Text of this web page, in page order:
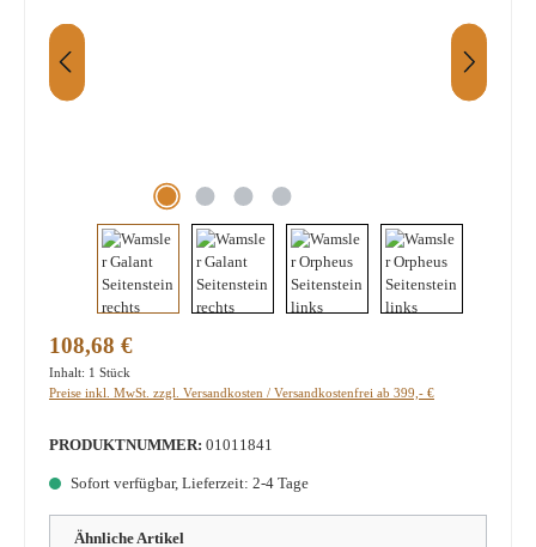
Regulärer Preis:
108,68 €
Inhalt: 1 Stück
Preise inkl. MwSt. zzgl. Versandkosten / Versandkostenfrei ab 399,- €
PRODUKTNUMMER: 01011841
Sofort verfügbar, Lieferzeit: 2-4 Tage
Ähnliche Artikel